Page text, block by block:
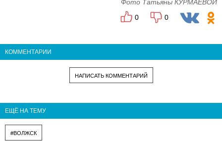
Фото Татьяны КУРМАЕВОЙ
0
0
КОММЕНТАРИИ
НАПИСАТЬ КОММЕНТАРИЙ
ЕЩЁ НА ТЕМУ
#ВОЛЖСК